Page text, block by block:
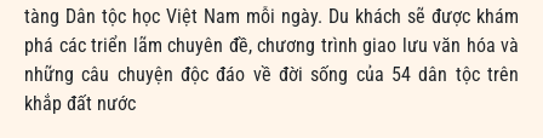
tàng Dân tộc học Việt Nam mỗi ngày. Du khách sẽ được khám
phá các triển lãm chuyên đề, chương trình giao lưu văn hóa và
những câu chuyện độc đáo về đời sống của 54 dân tộc trên
khắp đất nước